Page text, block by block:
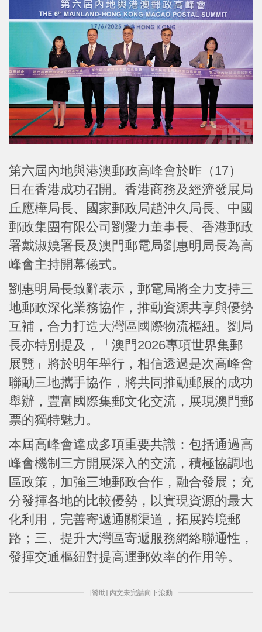
第六屆內地與港澳郵政高峰會於昨（17）
日在香港成功召開。香港商務及經濟發展局
丘應樺局長、國家郵政局趙沖久局長、中國
郵政集團有限公司劉愛力董事長、香港郵政
署戴淑嬈署長及澳門郵電局劉惠明局長為高
峰會主持開幕儀式。
劉惠明局長致辭表示，郵電局將全力支持三
地郵政深化業務協作，推動資源共享與優勢
互補，合力打造大灣區國際物流樞紐。劉局
長亦特別提及，「澳門2026專項世界集郵
展覽」將於明年舉行，相信透過是次高峰會
聯動三地攜手協作，將共同推動郵展的成功
舉辦，豐富國際集郵文化交流，展現澳門郵
票的獨特魅力。
本屆高峰會達成多項重要共識：包括通過高
峰會機制三方開展深入的交流，積極協調地
區政策，加強三地郵政合作，融合發展；充
分發揮各地的比較優勢，以實現資源的最大
化利用，完善寄遞通關渠道，拓展跨境郵
路；三、提升大灣區寄遞服務網絡聯通性，
發揮交通樞紐對提高運郵效率的作用等。
[贊助] 內文未完請向下滾動